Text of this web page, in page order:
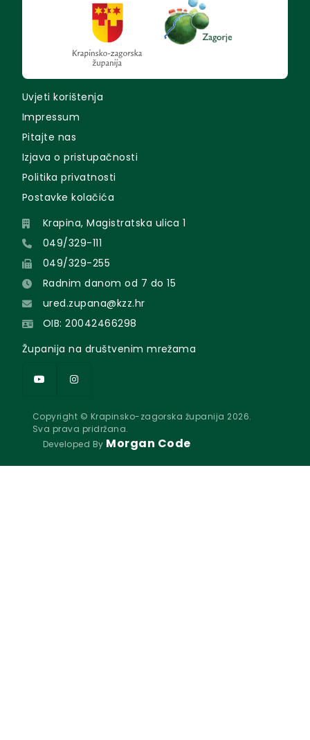
Uvjeti korištenja
Impressum
Pitajte nas
Izjava o pristupačnosti
Politika privatnosti
Postavke kolačića
Krapina, Magistratska ulica 1
049/329-111
049/329-255
Radnim danom od 7 do 15
ured.zupana@kzz.hr
OIB: 20042466298
Županija na društvenim mrežama
Copyright © Krapinsko-zagorska županija 2026.
Sva prava pridržana.
Developed By Morgan Code